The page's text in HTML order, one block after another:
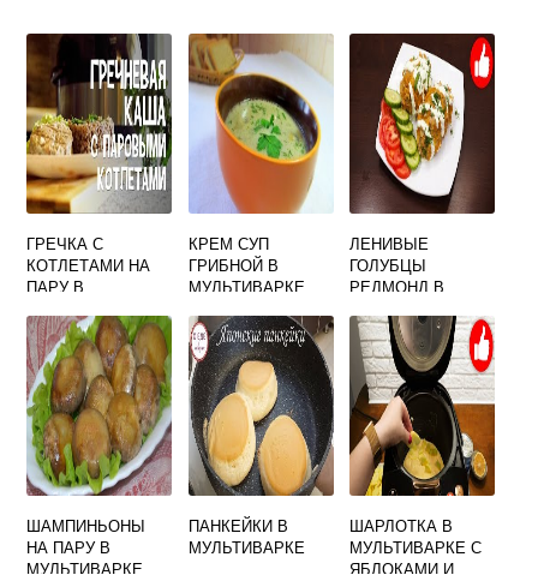
ГРЕЧКА С
КОТЛЕТАМИ НА
ПАРУ В
РЕДМОНД
КРЕМ СУП
ГРИБНОЙ В
МУЛЬТИВАРКЕ
ЛЕНИВЫЕ
ГОЛУБЦЫ
РЕДМОНД В
ШАМПИНЬОНЫ
НА ПАРУ В
МУЛЬТИВАРКЕ
ПАНКЕЙКИ В
МУЛЬТИВАРКЕ
ШАРЛОТКА В
МУЛЬТИВАРКЕ С
ЯБЛОКАМИ И